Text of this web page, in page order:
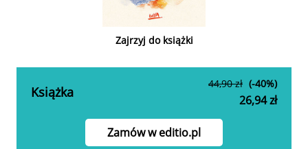
Zajrzyj do książki
Książka 44,90 zł (-40%)
26,94 zł
Zamów w editio.pl